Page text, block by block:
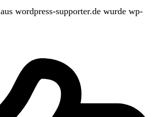
aus wordpress-supporter.de wurde wp-